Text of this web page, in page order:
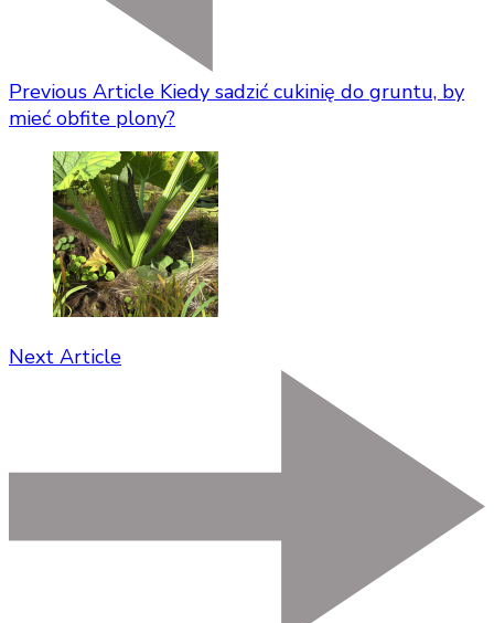
Previous Article Kiedy sadzić cukinię do gruntu, by
mieć obfite plony?
Next Article